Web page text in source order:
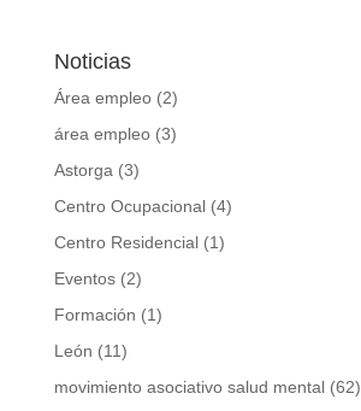
Noticias
Área empleo(2)
área empleo(3)
Astorga (3)
Centro Ocupacional(4)
Centro Residencial(1)
Eventos(2)
Formación (1)
León (11)
movimiento asociativo salud mental(62)